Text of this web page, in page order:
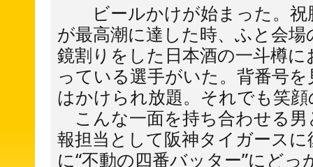
ビールかけが始まった。祝
が最高潮に達した時、ふと会
鏡割りをした日本酒の一斗樽
っている選手がいた。背番号
はかけられ放題。それでも笑
こんな一面を持ち合わせる
報担当として阪神タイガース
に“不動の四番バッター”にど